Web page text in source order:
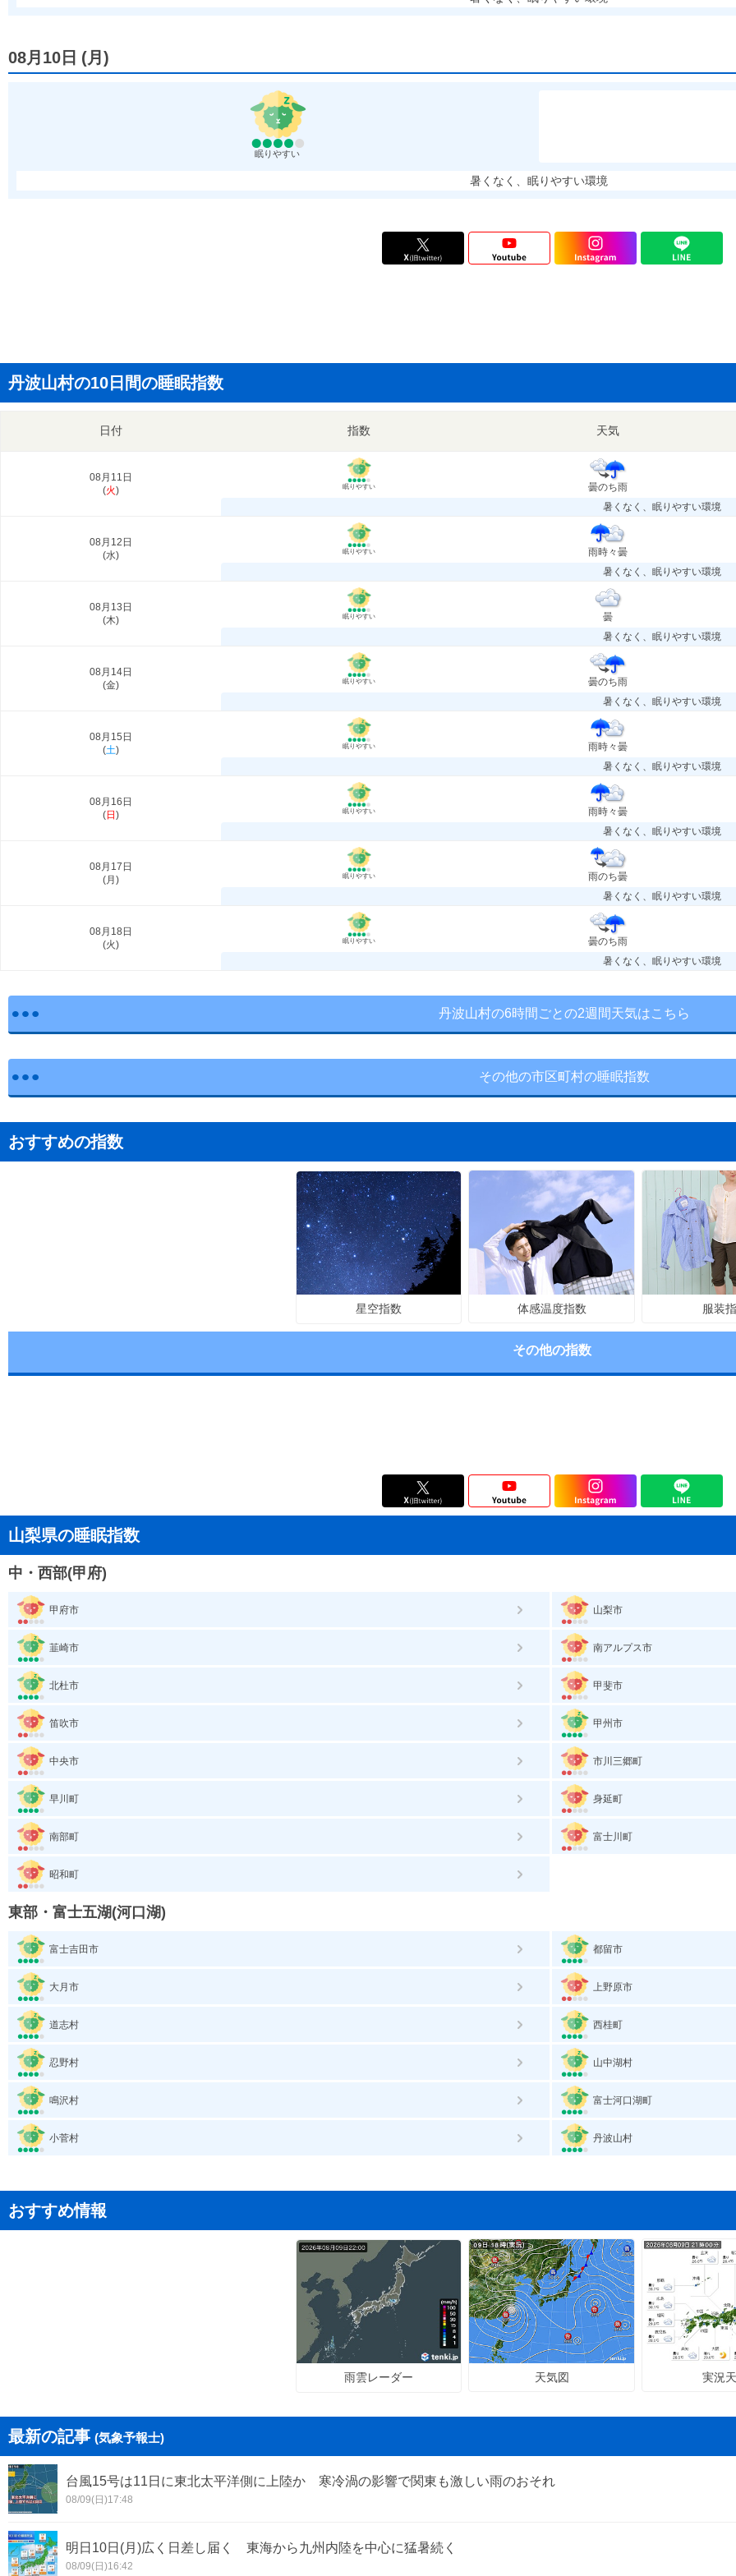
08月10日 (月 )
眠りやすい
暑くなく、眠りやすい環境
丹波山村の10日間の睡眠指数
日付 指数 天気
08月11日
(火) 眠りやすい
曇のち雨
暑くなく、眠りやすい環境
08月12日
(水) 眠りやすい
雨時々曇
暑くなく、眠りやすい環境
08月13日
(木) 眠りやすい
曇
暑くなく、眠りやすい環境
08月14日
(金) 眠りやすい
曇のち雨
暑くなく、眠りやすい環境
08月15日
(土) 眠りやすい
雨時々曇
暑くなく、眠りやすい環境
08月16日
(日 ) 眠りやすい
雨時々曇
暑くなく、眠りやすい環境
08月17日
(月 ) 眠りやすい
雨のち曇
暑くなく、眠りやすい環境
08月18日
(火) 眠りやすい
曇のち雨
暑くなく、眠りやすい環境
丹波山村の6時間ごとの2週間天気はこちら
その他の市区町村の睡眠指数
おすすめの指数
星空指数 体感温度指数 服装
その他の指数
山梨県の睡眠指数
中・西部(甲府)
甲府市 山梨市
韮崎市 南アルプス市
北杜市 甲斐市
笛吹市 甲州市
中央市 市川三郷町
早川町 身延町
南部町 富士川町
昭和町
東部・富士五湖(河口湖)
富士吉田市 都留市
大月市 上野原市
道志村 西桂町
忍野村 山中湖村
鳴沢村 富士河口湖町
小菅村 丹波山村
おすすめ情報
雨雲レーダー 天気図 実況
最新の記事 (気象予報士)
台風15号は11日に東北太平洋側に上陸か 寒冷渦の影響で関東も激しい雨のおそれ
08/09(日)17:48
明日10日(月)広く日差し届く 東海から九州内陸を中心に猛暑続く
08/09(日)16:42